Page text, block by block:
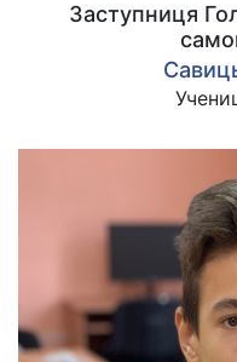
Заступниця